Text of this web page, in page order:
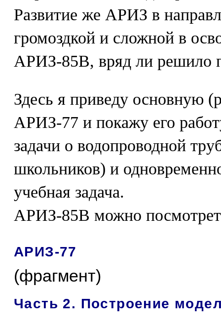
Развитие же АРИЗ в
громоздкой и сложной в
АРИЗ-85В, вряд ли решило
Здесь я приведу основную
АРИЗ-77 и покажу его
задачи о водопроводной
школьников) и
учебная задача.
АРИЗ-85В можно
АРИЗ-77
(фрагмент)
Часть 2. Построение